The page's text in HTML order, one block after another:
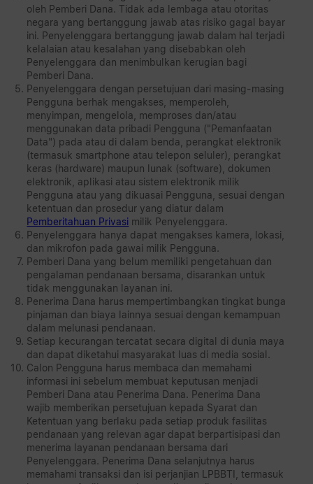
oleh Pemberi Dana. Tidak ada lembaga atau otoritas
negara yang bertanggung jawab atas risiko gagal bayar
ini. Penyelenggara bertanggung jawab dalam hal terjadi
kelalaian atau kesalahan yang disebabkan oleh
Penyelenggara dan menimbulkan kerugian bagi
Pemberi Dana.
Penyelenggara dengan persetujuan dari masing-masing
Pengguna berhak mengakses, memperoleh,
menyimpan, mengelola, memproses dan/atau
menggunakan data pribadi Pengguna ("Pemanfaatan
Data") pada atau di dalam benda, perangkat elektronik
(termasuk smartphone atau telepon seluler), perangkat
keras (hardware) maupun lunak (software), dokumen
elektronik, aplikasi atau sistem elektronik milik
Pengguna atau yang dikuasai Pengguna, sesuai dengan
ketentuan dan prosedur yang diatur dalam
Pemberitahuan Privasi milik Penyelenggara.
Penyelenggara hanya dapat mengakses kamera, lokasi,
dan mikrofon pada gawai milik Pengguna.
Pemberi Dana yang belum memiliki pengetahuan dan
pengalaman pendanaan bersama, disarankan untuk
tidak menggunakan layanan ini.
Penerima Dana harus mempertimbangkan tingkat bunga
pinjaman dan biaya lainnya sesuai dengan kemampuan
dalam melunasi pendanaan.
Setiap kecurangan tercatat secara digital di dunia maya
dan dapat diketahui masyarakat luas di media sosial.
Calon Pengguna harus membaca dan memahami
informasi ini sebelum membuat keputusan menjadi
Pemberi Dana atau Penerima Dana. Penerima Dana
wajib memberikan persetujuan kepada Syarat dan
Ketentuan yang berlaku pada setiap produk fasilitas
pendanaan yang relevan agar dapat berpartisipasi dan
menerima layanan pendanaan bersama dari
Penyelenggara. Penerima Dana selanjutnya harus
memahami transaksi dan isi perjanjian LPBBTI, termasuk